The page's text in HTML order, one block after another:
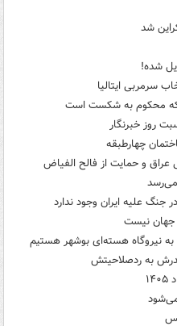
شد
شده!
سرمربی ایتالیا
محکوم به شکست است
روز خبرنگار
چهارطبقه
عراق و حمایت از فالح الفیاض
جنگ علیه ایران وجود ندارد
جهان نیست
نیروگاه هسته‌ای بوشهر هستیم
به ردصلاحیتش